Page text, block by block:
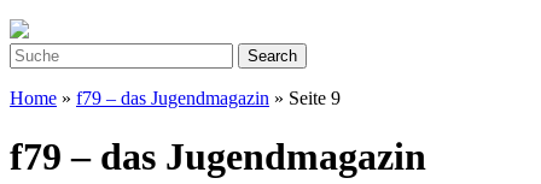
Home » f79 – das Jugendmagazin » Seite 9
f79 – das Jugendmagazin